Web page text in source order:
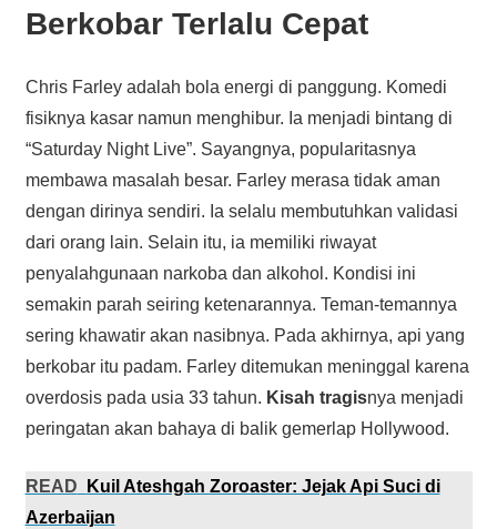
Berkobar Terlalu Cepat
Chris Farley adalah bola energi di panggung. Komedi
fisiknya kasar namun menghibur. Ia menjadi bintang di
“Saturday Night Live”. Sayangnya, popularitasnya
membawa masalah besar. Farley merasa tidak aman
dengan dirinya sendiri. Ia selalu membutuhkan validasi
dari orang lain. Selain itu, ia memiliki riwayat
penyalahgunaan narkoba dan alkohol. Kondisi ini
semakin parah seiring ketenarannya. Teman-temannya
sering khawatir akan nasibnya. Pada akhirnya, api yang
berkobar itu padam. Farley ditemukan meninggal karena
overdosis pada usia 33 tahun. Kisah tragisnya menjadi
peringatan akan bahaya di balik gemerlap Hollywood.
READ
Kuil Ateshgah Zoroaster: Jejak Api Suci di
Azerbaijan